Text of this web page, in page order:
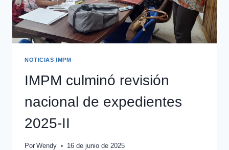
NOTICIAS IMPM
IMPM culminó revisión
nacional de expedientes
2025-II
Por Wendy 16 de junio de 2025